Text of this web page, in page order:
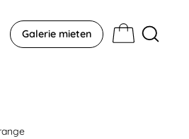
Galerie mieten